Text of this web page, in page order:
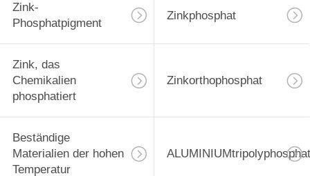
Zink-
Phosphatpigment
Zinkphosphat
Zink, das
Chemikalien
phosphatiert
Zinkorthophosphat
Beständige
Materialien der hohen
Temperatur
ALUMINIUMtripolyphosphat